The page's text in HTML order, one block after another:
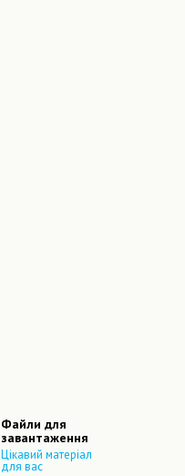
Файли для
завантаження
Цікавий матеріал
для вас